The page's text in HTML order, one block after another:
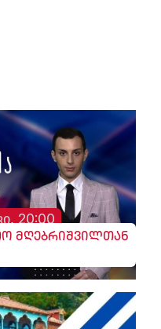
20:00
მღებრიშვილთან